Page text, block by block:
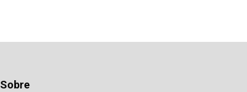
Sobre